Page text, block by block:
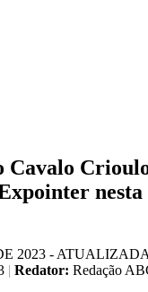
Cavalo
2023 -
| Redator: Redação